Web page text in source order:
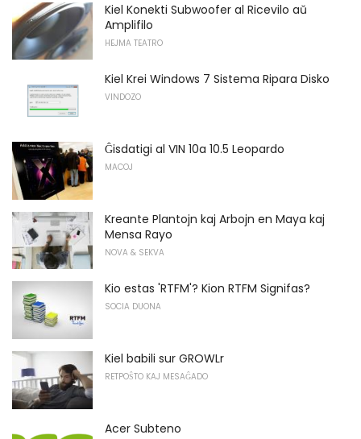
Kiel Konekti Subwoofer al Ricevilo aŭ
Amplifilo
HEJMA TEATRO
Kiel Krei Windows 7 Sistema Ripara Disko
VINDOZO
Ĝisdatigi al VIN 10a 10.5 Leopardo
MACOJ
Kreante Plantojn kaj Arbojn en Maya kaj
Mensa Rayo
NOVA & SEKVA
Kio estas 'RTFM'? Kion RTFM Signifas?
SOCIA DUONA
Kiel babili sur GROWLr
RETPOŜTO KAJ MESAĜADO
Acer Subteno